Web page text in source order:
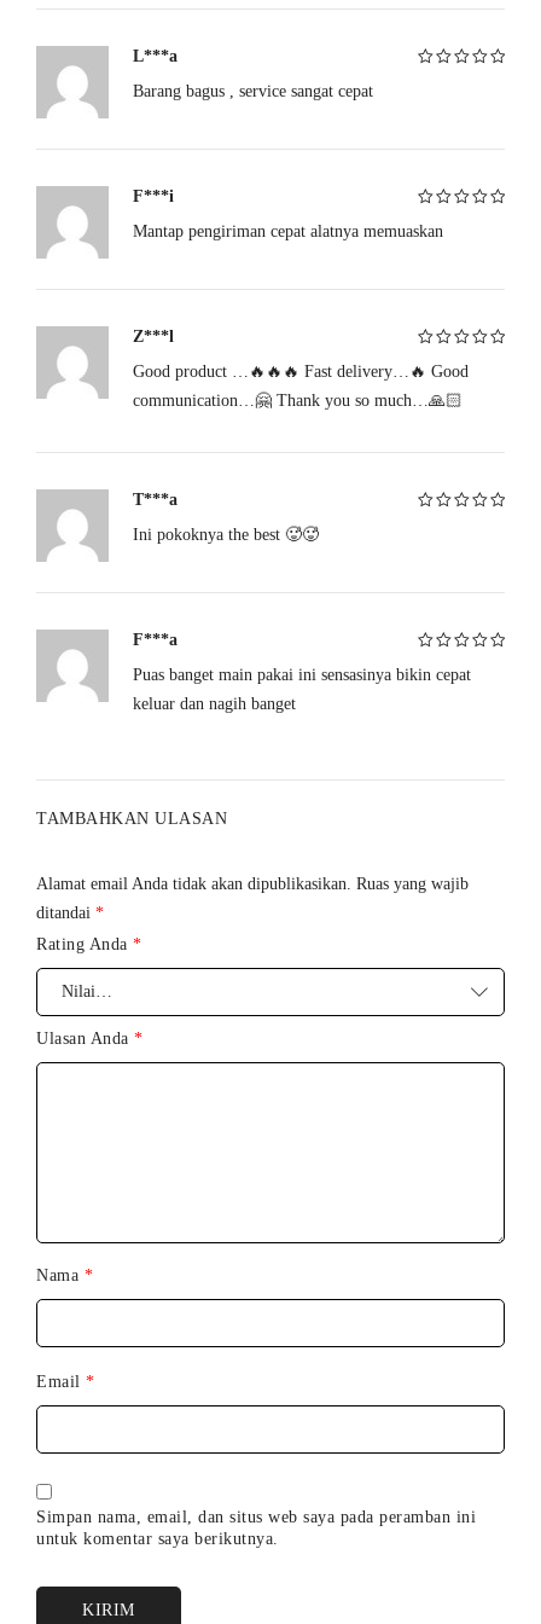
setelah digunakan. Cukup bilas, keringkan, dan simpan dengan rapi.
Fitur Utama:
Getaran responsif terhadap suara
Sinkronisasi dengan musik favorit Anda
Spesifikasi produk:
Material: Silikon aman untuk tubuh (body-safe)
Tahan air: IPX6
Garansi Resmi: 1 Tahun
L***a
Barang bagus , service sangat cepat
Dinilai
F***i
Mantap pengiriman cepat alatnya memuaskan
Dinilai5
Z***l
Good product …🔥🔥🔥 Fast delivery…🔥 Good
communication…🤗 Thank you so much…🙏🏻
T***a
Ini pokoknya the best 🥵🥵
Dinilai5
F***a
Puas banget main pakai ini sensasinya bikin cepat
keluar dan nagih banget
TAMBAHKAN ULASAN
Alamat email Anda tidak akan dipublikasikan. Ruas yang wajib
ditandai *
Rating Anda *
Ulasan Anda *
Nama *
Email *
Simpan nama, email, dan situs web saya pada peramban ini
untuk komentar saya berikutnya.